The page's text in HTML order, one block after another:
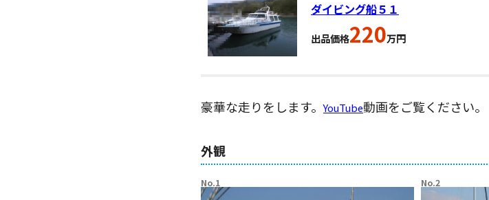
ダイビング船５１
出品価格220万円
豪華な走りをします。YouTube動画をご覧ください。
外観
No.1 No.2